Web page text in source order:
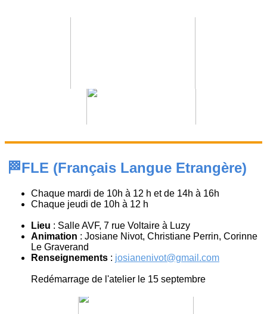
🏁FLE (Français Langue Etrangère)
Chaque mardi de 10h à 12 h et de 14h à 16h
Chaque jeudi de 10h à 12 h
Lieu : Salle AVF, 7 rue Voltaire à Luzy
Animation : Josiane Nivot, Christiane Perrin, Corinne
Le Graverand
Renseignements : josianenivot@gmail.com
Redémarrage de l'atelier le 15 septembre